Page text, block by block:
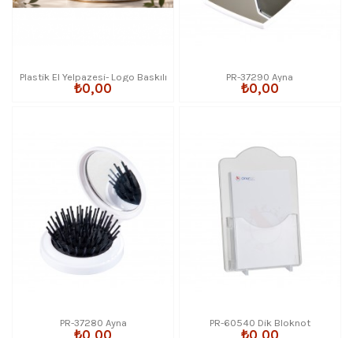
Plastik El Yelpazesi- Logo Baskılı
₺0,00
PR-37290 Ayna
₺0,00
PR-37280 Ayna
₺0,00
PR-60540 Dik Bloknot
₺0,00